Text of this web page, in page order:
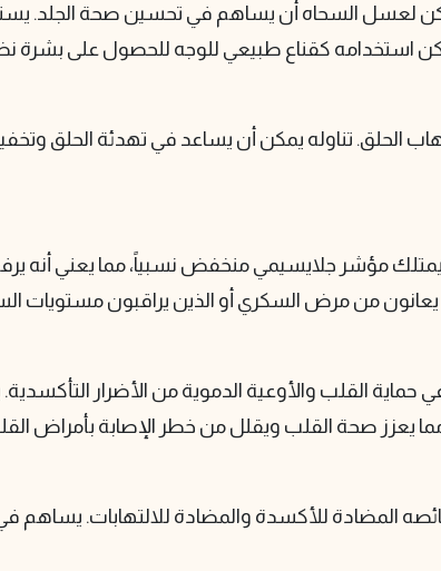
لعسل السحاه أن يساهم في تحسين صحة الجلد.
استخدامه كقناع طبيعي للوجه للحصول على بشرة
الحلق. تناوله يمكن أن يساعد في تهدئة الحلق
يمتلك مؤشر جلايسيمي منخفض نسبياً، مما يعني أنه
من مرض السكري أو الذين يراقبون مستويات
القلب والأوعية الدموية من الأضرار
المضادة للأكسدة والمضادة للالتهابات. يساهم